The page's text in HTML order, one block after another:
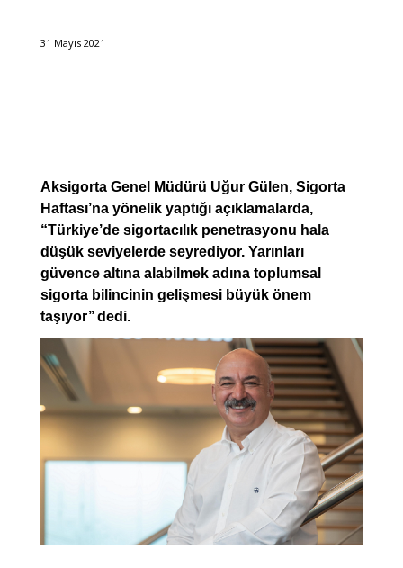
31 Mayıs 2021
Aksigorta Genel Müdürü Uğur Gülen, Sigorta
Haftası’na yönelik yaptığı açıklamalarda,
“Türkiye’de sigortacılık penetrasyonu hala
düşük seviyelerde seyrediyor. Yarınları
güvence altına alabilmek adına toplumsal
sigorta bilincinin gelişmesi büyük önem
taşıyor’’ dedi.